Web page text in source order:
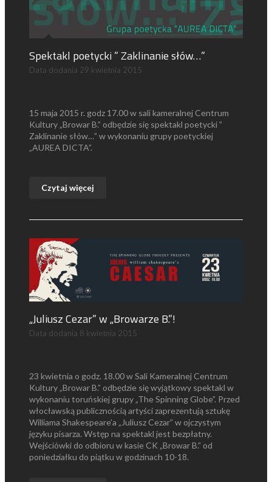
Spektakl poetycki ” Zaklinanie słów…”
Data dodania 29 kwietnia 2015
15 maja 2015 r. godz 17.00 w sali kameralnej Centrum
Kultury „Browar B.” odbędzie się spektakl poetycki ”
Zaklinanie słów…” w wykonaniu grupy poetyckiej
„AUREA DICTA”.
Czytaj więcej
„Juliusz Cezar” w „Browarze B.”!
Data dodania 8 kwietnia 2015
23 kwietnia o godz. 18.00 w Sali Kameralnej Centrum
Kultury „Browar B.” odbędzie się wyjątkowy spektakl w
wykonaniu toruńskiej grupy „The Spinning Globe”. Przed
włocławską publicznością artyści zaprezentują sztukę
Williama Shakespeare’a „Juliusz Cezar” w ojczystym
języku pisarza. Wstęp na spektakl jest bezpłatny.
Wejściówki do odbioru w kasie CK „Browar B.” od
poniedziałku do piątku w godzinach 10-18.